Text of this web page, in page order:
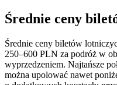
Średnie ceny
Średnie ceny biletów
250–600 PLN za podróż w
wyprzedzeniem. Najtańsze
można upolować nawet